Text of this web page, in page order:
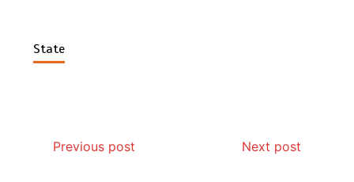
State
Previous post Next post